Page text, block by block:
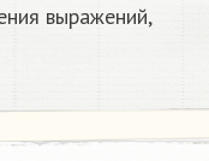
выражений,